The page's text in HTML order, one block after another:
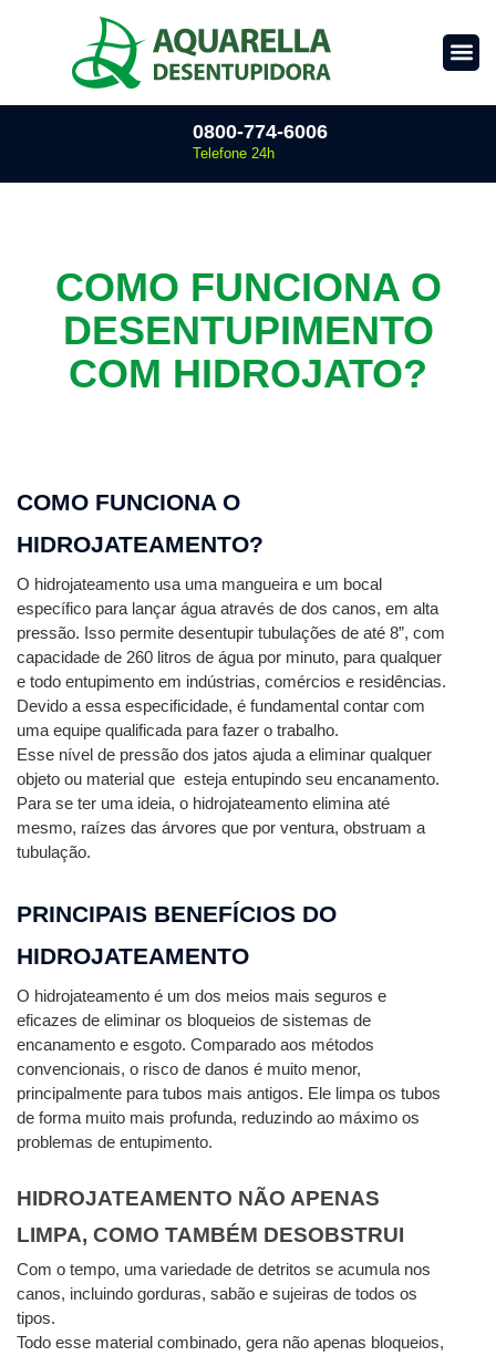
0800-774-6006
Telefone 24h
COMO FUNCIONA O
DESENTUPIMENTO
COM HIDROJATO?
COMO FUNCIONA O
HIDROJATEAMENTO?
O hidrojateamento usa uma mangueira e um bocal
específico para lançar água através de dos canos, em alta
pressão. Isso permite desentupir tubulações de até 8”, com
capacidade de 260 litros de água por minuto, para qualquer
e todo entupimento em indústrias, comércios e residências.
Devido a essa especificidade, é fundamental contar com
uma equipe qualificada para fazer o trabalho.
Esse nível de pressão dos jatos ajuda a eliminar qualquer
objeto ou material que  esteja entupindo seu encanamento.
Para se ter uma ideia, o hidrojateamento elimina até
mesmo, raízes das árvores que por ventura, obstruam a
tubulação.
PRINCIPAIS BENEFÍCIOS DO
HIDROJATEAMENTO
O hidrojateamento é um dos meios mais seguros e
eficazes de eliminar os bloqueios de sistemas de
encanamento e esgoto. Comparado aos métodos
convencionais, o risco de danos é muito menor,
principalmente para tubos mais antigos. Ele limpa os tubos
de forma muito mais profunda, reduzindo ao máximo os
problemas de entupimento.
HIDROJATEAMENTO NÃO APENAS
LIMPA, COMO TAMBÉM DESOBSTRUI
Com o tempo, uma variedade de detritos se acumula nos
canos, incluindo gorduras, sabão e sujeiras de todos os
tipos.
Todo esse material combinado, gera não apenas bloqueios,